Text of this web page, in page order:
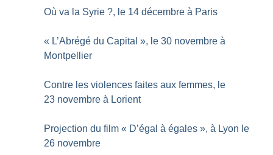
Où va la Syrie ?, le 14 décembre à Paris
« L’Abrégé du Capital », le 30 novembre à
Montpellier
Contre les violences faites aux femmes, le
23 novembre à Lorient
Projection du film « D’égal à égales », à Lyon le
26 novembre